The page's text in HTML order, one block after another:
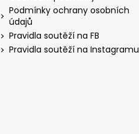
Podmínky ochrany osobních
údajů
Pravidla soutěží na FB
Pravidla soutěží na Instagramu